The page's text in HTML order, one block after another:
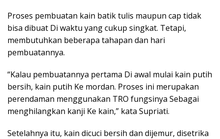
Proses pembuatan kain batik tulis maupun cap tidak
bisa dibuat Di waktu yang cukup singkat. Tetapi,
membutuhkan beberapa tahapan dan hari
pembuatannya.
“Kalau pembuatannya pertama Di awal mulai kain putih
bersih, kain putih Ke mordan. Proses ini merupakan
perendaman menggunakan TRO fungsinya Sebagai
menghilangkan kanji Ke kain,” kata Supriati.
Setelahnya itu, kain dicuci bersih dan dijemur, disetrika